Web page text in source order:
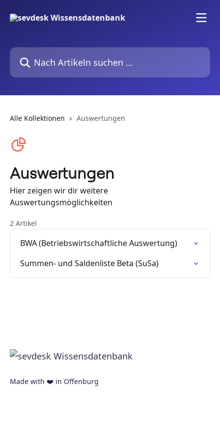
Nach Artikeln suchen …
Alle Kollektionen Auswertungen
Auswertungen
Hier zeigen wir dir weitere
Auswertungsmöglichkeiten
2 Artikel
BWA (Betriebswirtschaftliche Auswertung)
Summen- und Saldenliste Beta (SuSa)
Made with ❤️ in Offenburg